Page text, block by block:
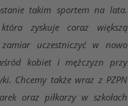
takim sportem na lata.
zyskuje coraz większą
uczestniczyć w nowo
kobiet i mężczyzn przy
Chcemy także wraz z PZPN
oraz piłkarzy w szkołach